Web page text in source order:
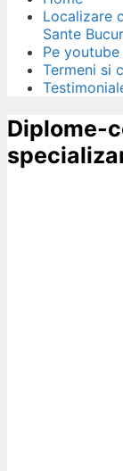
Localizare
Sante
Pe
Termeni si
Diplome-